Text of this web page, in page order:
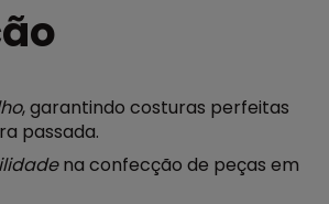
, garantindo costuras perfeitas
passada.
na confecção de peças em